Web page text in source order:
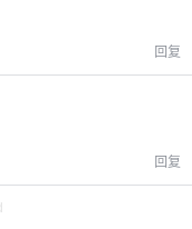
回复
回复